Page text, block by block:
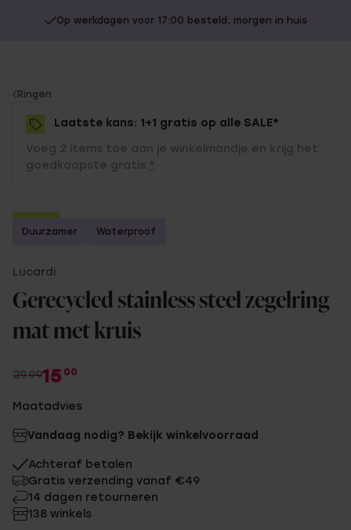
Op werkdagen voor 17:00 besteld, morgen in huis
You
are
here:
Ringen
Laatste kans: 1+1 gratis op alle SALE*
Voeg 2 items toe aan je winkelmandje en krijg het
goedkoopste gratis. *
-50%
Duurzamer Waterproof
Lucardi
Gerecycled stainless steel zegelring
mat met kruis
29.9915 00
Maatadvies
Vandaag nodig? Bekijk winkelvoorraad
Achteraf betalen
Gratis verzending vanaf €49
14 dagen retourneren
138 winkels